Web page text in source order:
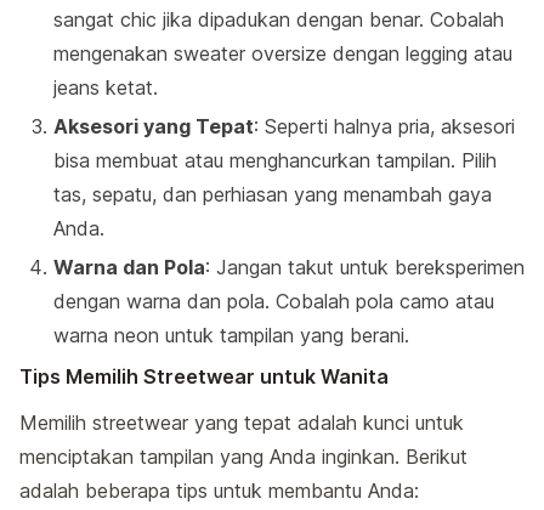
sangat chic jika dipadukan dengan benar. Cobalah
mengenakan sweater oversize dengan legging atau
jeans ketat.
Aksesori yang Tepat: Seperti halnya pria, aksesori
bisa membuat atau menghancurkan tampilan. Pilih
tas, sepatu, dan perhiasan yang menambah gaya
Anda.
Warna dan Pola: Jangan takut untuk bereksperimen
dengan warna dan pola. Cobalah pola camo atau
warna neon untuk tampilan yang berani.
Tips Memilih Streetwear untuk Wanita
Memilih streetwear yang tepat adalah kunci untuk
menciptakan tampilan yang Anda inginkan. Berikut
adalah beberapa tips untuk membantu Anda: